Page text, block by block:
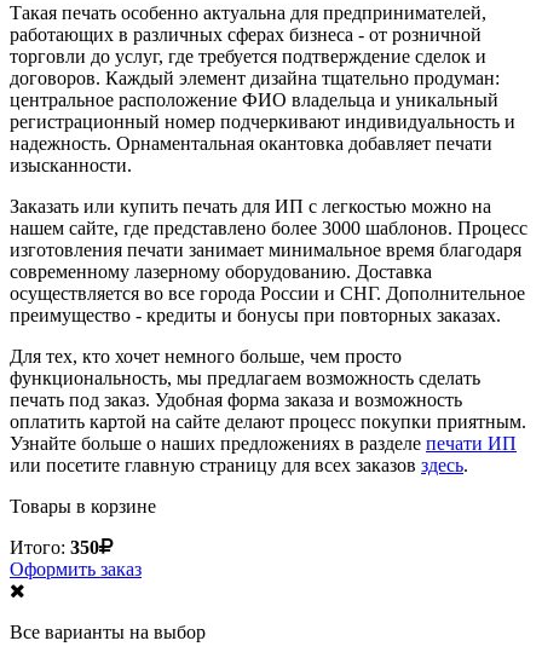
Такая печать особенно актуальна для предпринимателей,
работающих в различных сферах бизнеса - от розничной
торговли до услуг, где требуется подтверждение сделок и
договоров. Каждый элемент дизайна тщательно продуман:
центральное расположение ФИО владельца и уникальный
регистрационный номер подчеркивают индивидуальность и
надежность. Орнаментальная окантовка добавляет печати
изысканности.
Заказать или купить печать для ИП с легкостью можно на
нашем сайте, где представлено более 3000 шаблонов. Процесс
изготовления печати занимает минимальное время благодаря
современному лазерному оборудованию. Доставка
осуществляется во все города России и СНГ. Дополнительное
преимущество - кредиты и бонусы при повторных заказах.
Для тех, кто хочет немного больше, чем просто
функциональность, мы предлагаем возможность сделать
печать под заказ. Удобная форма заказа и возможность
оплатить картой на сайте делают процесс покупки приятным.
Узнайте больше о наших предложениях в разделе печати ИП
или посетите главную страницу для всех заказов здесь.
Товары в корзине
Итого: 350
Оформить заказ
Все варианты на выбор